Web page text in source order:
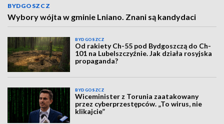
BYDGOSZCZ
Wybory wójta w gminie Lniano. Znani są kandydaci
BYDGOSZCZ
Od rakiety Ch-55 pod Bydgoszczą do Ch-
101 na Lubelszczyźnie. Jak działa rosyjska
propaganda?
BYDGOSZCZ
Wiceminister z Torunia zaatakowany
przez cyberprzestępców. „To wirus, nie
klikajcie”